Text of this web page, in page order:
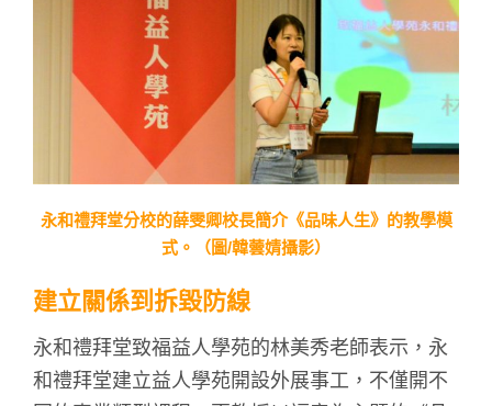
永和禮拜堂分校的薛雯卿校長簡介《品味人生》的教學模
式。（圖/韓蕓婧攝影）
建立關係到拆毀防線
永和禮拜堂致福益人學苑的林美秀老師表示，永
和禮拜堂建立益人學苑開設外展事工，不僅開不